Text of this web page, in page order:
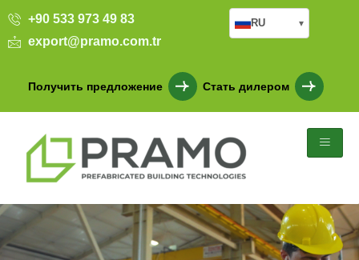
+90 533 973 49 83
export@pramo.com.tr
Получить предложение Стать дилером
RU ▾